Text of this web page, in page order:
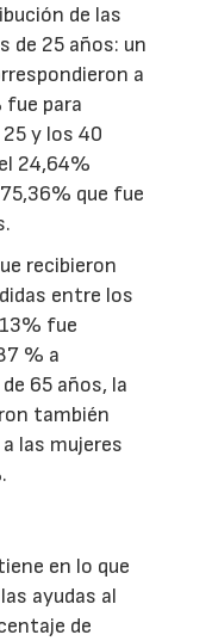
de las
de 25 años: un
a
fue para
y los 40
24,64%
que fue
recibieron
entre los
fue
% a
65 años, la
también
las mujeres
en lo que
ayudas al
de